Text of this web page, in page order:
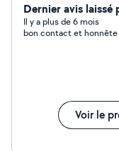
Dernier avis laissé
Il y a plus de 6 mois
bon contact et
Voir le